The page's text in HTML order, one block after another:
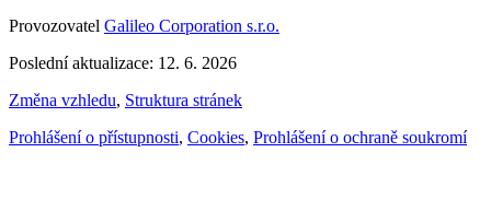
Provozovatel Galileo Corporation s.r.o.
Poslední aktualizace: 12. 6. 2026
Změna vzhledu, Struktura stránek
Prohlášení o přístupnosti, Cookies, Prohlášení o ochraně soukromí